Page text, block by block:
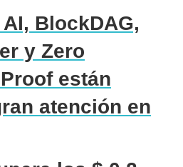
BlockDAG,
y Zero
están
atención en